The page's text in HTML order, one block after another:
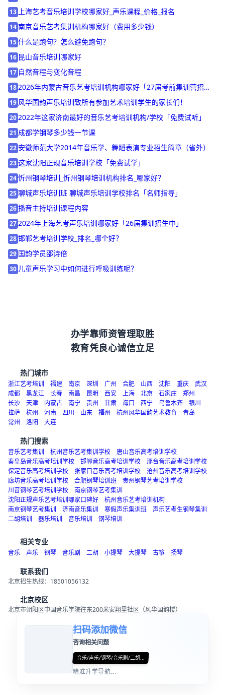
12 西安钢琴培训机构哪家好
13上海艺考音乐培训学校哪家好_声乐课程_价格_报名
14南京音乐艺考集训机构哪家好（费用多少钱）
15 什么是跑句？怎么避免跑句？
16 昆山音乐培训哪家好
17 自然音程与变化音程
18 2026年内蒙古音乐艺考培训机构哪家好「27届考前集训营招
19 风华国韵声乐培训致所有参加艺术培训学生的家长们！
20 2022年这家济南最好的音乐艺考培训机构/学校「免费试听」
21 成都学钢琴多少钱一节课
22安徽师范大学2014年音乐学、舞蹈表演专业招生简章（省外）
23这家沈阳正规音乐培训学校「免费试学」
24忻州钢琴培训_忻州钢琴培训机构排名_哪家好？
25聊城声乐培训班 聊城声乐培训学校排名「名师指导」
26 播音主持培训课程内容
272024年上海艺考声乐培训哪家好「26届集训招生中」
28 邯郸艺考培训学校_排名_哪个好？
29 国韵学员邵诗倍
办学靠师资管理取胜
热门城市
浙江艺考培训 福建 南京 深圳 广州 合肥 山西 沈阳 重庆
成都
黑龙江 长春 南昌 昆明 西安 上海 北京 石家庄
郑州
长沙
天津 内蒙古 南宁 贵州 甘肃 海口 西宁 乌鲁木齐
银川
拉萨
杭州 河南
洛阳 大连
热门搜索
音乐艺考集训 杭州音乐艺考集训学校
唐山音乐高考培训学校
秦皇岛音乐高考培训学校
邯郸音乐高考培训学校
邢台音乐高考培训学校
保定音乐高考培训学校
张家口音乐高考培训学校
沧州音乐高考培训学校
廊坊音乐高考培训学校
合肥钢琴培训班
贵州钢琴艺考培训学校
川音钢琴艺考培训学校
南京钢琴艺考集训
沈阳正规声乐艺考培训哪家口碑好
杭州音乐艺考培训机构
南京钢琴艺考集训
济南音乐集训 寒假声乐集训班
相关专业
声乐 钢琴
联系我们
北京招生热线：18501056132
北京校区
北京市朝阳区中国音乐学院往东200米安翔里社区（风华国韵楼）
扫码添加微信
咨询相关问题
音乐/声乐/钢琴/音乐剧/二胡...